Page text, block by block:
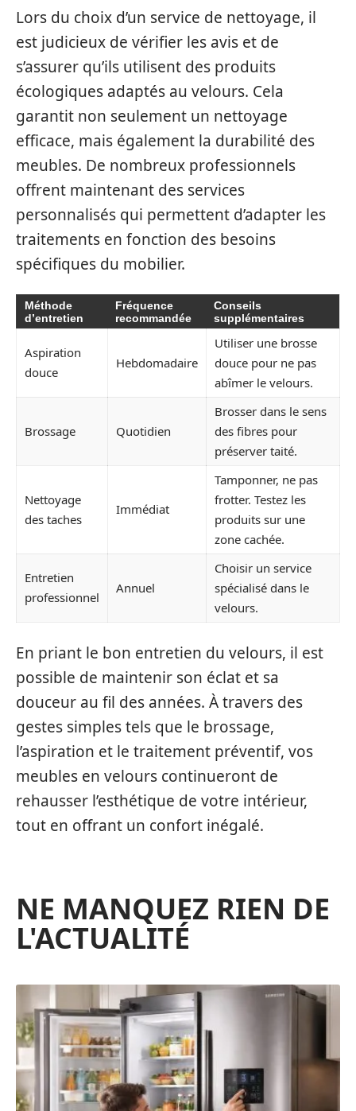
Lors du choix d’un service de nettoyage, il
est judicieux de vérifier les avis et de
s’assurer qu’ils utilisent des produits
écologiques adaptés au velours. Cela
garantit non seulement un nettoyage
efficace, mais également la durabilité des
meubles. De nombreux professionnels
offrent maintenant des services
personnalisés qui permettent d’adapter les
traitements en fonction des besoins
spécifiques du mobilier.
Méthode
d’entretien
Fréquence
recommandée
Conseils
supplémentaires
Aspiration
douce
Hebdomadaire
Utiliser une brosse
douce pour ne pas
abîmer le velours.
Brossage Quotidien
Brosser dans le sens
des fibres pour
préserver taité.
Nettoyage
des taches
Immédiat
Tamponner, ne pas
frotter. Testez les
produits sur une
zone cachée.
Entretien
professionnel
Annuel
Choisir un service
spécialisé dans le
velours.
En priant le bon entretien du velours, il est
possible de maintenir son éclat et sa
douceur au fil des années. À travers des
gestes simples tels que le brossage,
l’aspiration et le traitement préventif, vos
meubles en velours continueront de
rehausser l’esthétique de votre intérieur,
tout en offrant un confort inégalé.
NE MANQUEZ RIEN DE
L'ACTUALITÉ